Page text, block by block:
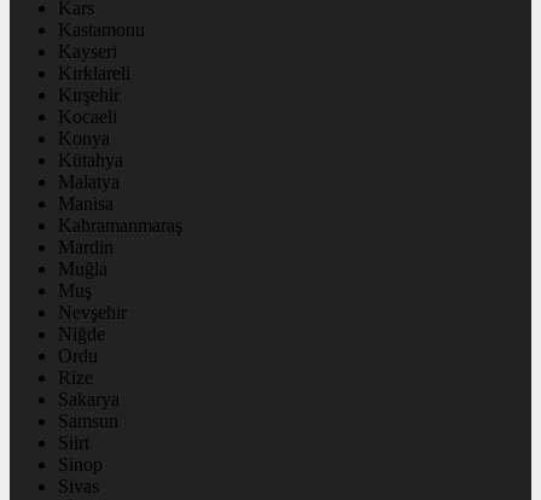
Kars
Kastamonu
Kayseri
Kırklareli
Kırşehir
Kocaeli
Konya
Kütahya
Malatya
Manisa
Kahramanmaraş
Mardin
Muğla
Muş
Nevşehir
Niğde
Ordu
Rize
Sakarya
Samsun
Siirt
Sinop
Sivas